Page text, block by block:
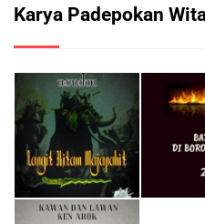
Karya Padepokan